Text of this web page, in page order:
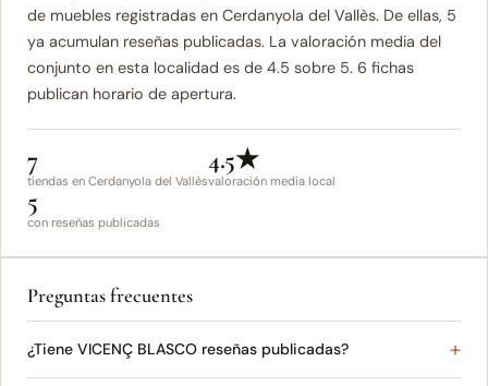
de muebles registradas en Cerdanyola del Vallès. De ellas, 5
ya acumulan reseñas publicadas. La valoración media del
conjunto en esta localidad es de 4.5 sobre 5. 6 fichas
publican horario de apertura.
7
tiendas en Cerdanyola del Vallès
4.5★
valoración media local
5
con reseñas publicadas
Preguntas frecuentes
¿Tiene VICENÇ BLASCO reseñas publicadas?